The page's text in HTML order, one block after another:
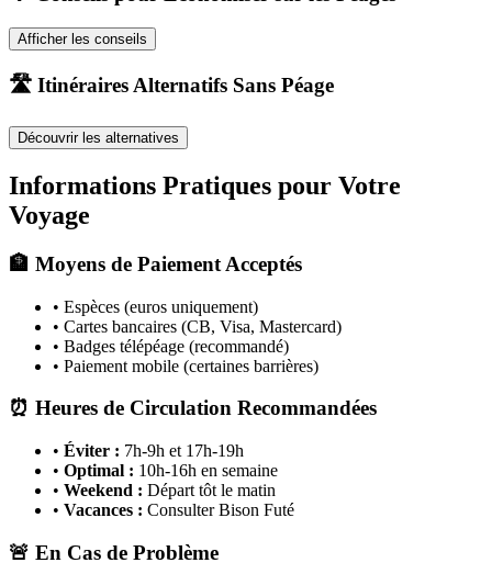
Afficher les conseils
🛣️ Itinéraires Alternatifs Sans Péage
Découvrir les alternatives
Informations Pratiques pour Votre
Voyage
🏦 Moyens de Paiement Acceptés
• Espèces (euros uniquement)
• Cartes bancaires (CB, Visa, Mastercard)
• Badges télépéage (recommandé)
• Paiement mobile (certaines barrières)
⏰ Heures de Circulation Recommandées
• Éviter : 7h-9h et 17h-19h
• Optimal : 10h-16h en semaine
• Weekend : Départ tôt le matin
• Vacances : Consulter Bison Futé
🚨 En Cas de Problème